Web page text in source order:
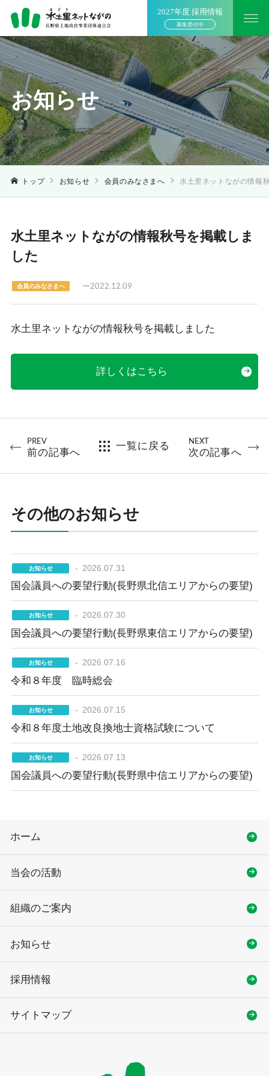
2027年度 採用情報
募集受付中
お知らせ
トップ お知らせ 会員のみなさまへ 水土里ネットながの情報
水土里ネットながの情報秋号を掲載しま
した
会員のみなさまへ 2022.12.09
水土里ネットながの情報秋号を掲載しました
詳しくはこちら
PREV
前の記事へ
一覧に戻る NEXT
次の記事へ
その他のお知らせ
お知らせ 2026.07.31
国会議員への要望行動(長野県北信エリアからの要望)
お知らせ 2026.07.30
国会議員への要望行動(長野県東信エリアからの要望)
お知らせ 2026.07.16
令和８年度 臨時総会
お知らせ 2026.07.15
令和８年度土地改良換地士資格試験について
お知らせ 2026.07.13
国会議員への要望行動(長野県中信エリアからの要望)
ホーム
当会の活動
組織のご案内
お知らせ
採用情報
サイトマップ